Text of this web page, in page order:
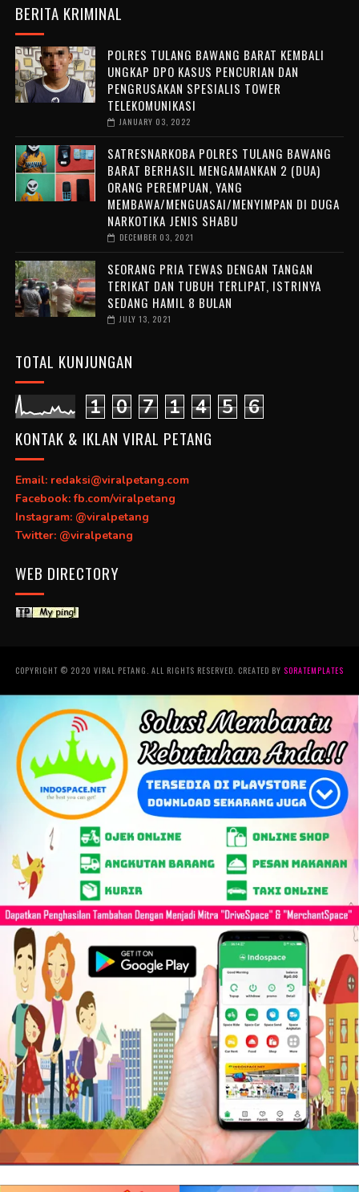
BERITA KRIMINAL
POLRES TULANG BAWANG BARAT KEMBALI
UNGKAP DPO KASUS PENCURIAN DAN
PENGRUSAKAN SPESIALIS TOWER
TELEKOMUNIKASI
JANUARY 03, 2022
SATRESNARKOBA POLRES TULANG BAWANG
BARAT BERHASIL MENGAMANKAN 2 (DUA)
ORANG PEREMPUAN, YANG
MEMBAWA/MENGUASAI/MENYIMPAN DI DUGA
NARKOTIKA JENIS SHABU
DECEMBER 03, 2021
SEORANG PRIA TEWAS DENGAN TANGAN
TERIKAT DAN TUBUH TERLIPAT, ISTRINYA
SEDANG HAMIL 8 BULAN
JULY 13, 2021
TOTAL KUNJUNGAN
1 0 7 1 4 5 6
KONTAK & IKLAN VIRAL PETANG
Email: redaksi@viralpetang.com
Facebook: fb.com/viralpetang
Instagram: @viralpetang
Twitter: @viralpetang
WEB DIRECTORY
COPYRIGHT © 2020 VIRAL PETANG. ALL RIGHTS RESERVED. CREATED BY SORATEMPLATES